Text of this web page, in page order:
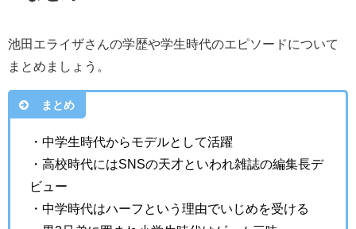
池田エライザさんの学歴や学生時代のエピソードについて
まとめましょう。
まとめ
・中学生時代からモデルとして活躍
・高校時代にはSNSの天才といわれ雑誌の編集長デ
ビュー
・中学時代はハーフという理由でいじめを受ける